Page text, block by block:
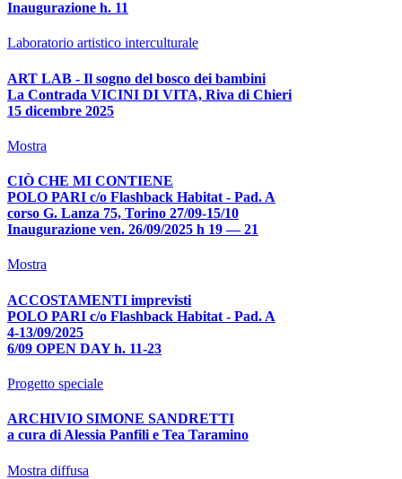
Inaugurazione h. 11
Laboratorio artistico interculturale
ART LAB - Il sogno del bosco dei bambini
La Contrada VICINI DI VITA, Riva di Chieri
15 dicembre 2025
Mostra
CIÒ CHE MI CONTIENE
POLO PARI c/o Flashback Habitat - Pad. A
corso G. Lanza 75, Torino 27/09-15/10
Inaugurazione ven. 26/09/2025 h 19 — 21
Mostra
ACCOSTAMENTI imprevisti
POLO PARI c/o Flashback Habitat - Pad. A
4-13/09/2025
6/09 OPEN DAY h. 11-23
Progetto speciale
ARCHIVIO SIMONE SANDRETTI
a cura di Alessia Panfili e Tea Taramino
Mostra diffusa